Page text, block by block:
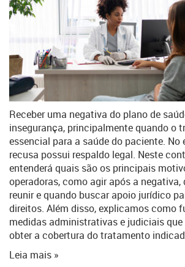
Receber uma negativa do plano de
insegurança, principalmente quando o
essencial para a saúde do paciente. No
recusa possui respaldo legal. Neste
entenderá quais são os principais
operadoras, como agir após a
reunir e quando buscar apoio jurídico
direitos. Além disso, explicamos como
medidas administrativas e judiciais que
obter a cobertura do tratamento
Leia mais »